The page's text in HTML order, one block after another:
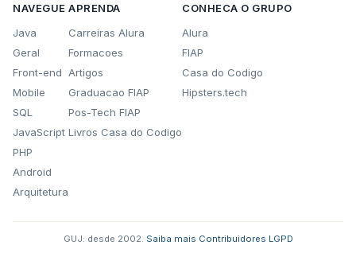
NAVEGUE
Java
Geral
Front-end
Mobile
SQL
JavaScript
PHP
Android
Arquitetura
APRENDA
Carreiras Alura
Formacoes
Artigos
Graduacao FIAP
Pos-Tech FIAP
Livros Casa do Codigo
CONHECA O GRUPO
Alura
FIAP
Casa do Codigo
Hipsters.tech
GUJ: desde 2002. Saiba mais Contribuidores LGPD